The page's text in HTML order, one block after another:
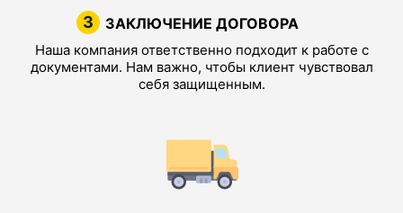
3 ЗАКЛЮЧЕНИЕ ДОГОВОРА
Наша компания ответственно подходит к работе с
документами. Нам важно, чтобы клиент чувствовал
себя защищенным.